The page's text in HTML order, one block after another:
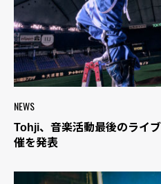
NEWS
Tohji、音楽活動最後のライ
催を発表